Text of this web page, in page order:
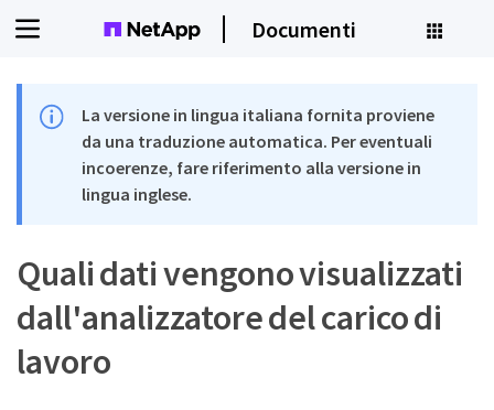
Documenti
La versione in lingua italiana fornita proviene
da una traduzione automatica. Per eventuali
incoerenze, fare riferimento alla versione in
lingua inglese.
Quali dati vengono visualizzati
dall'analizzatore del carico di
lavoro